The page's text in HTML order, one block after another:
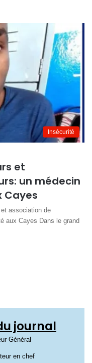
Insécurité
et
un médecin
Cayes
association de
aux Cayes Dans le grand
journal
Général
en chef